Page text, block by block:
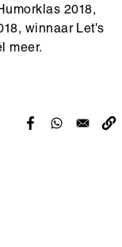
2018,
winnaar Let's
meer.